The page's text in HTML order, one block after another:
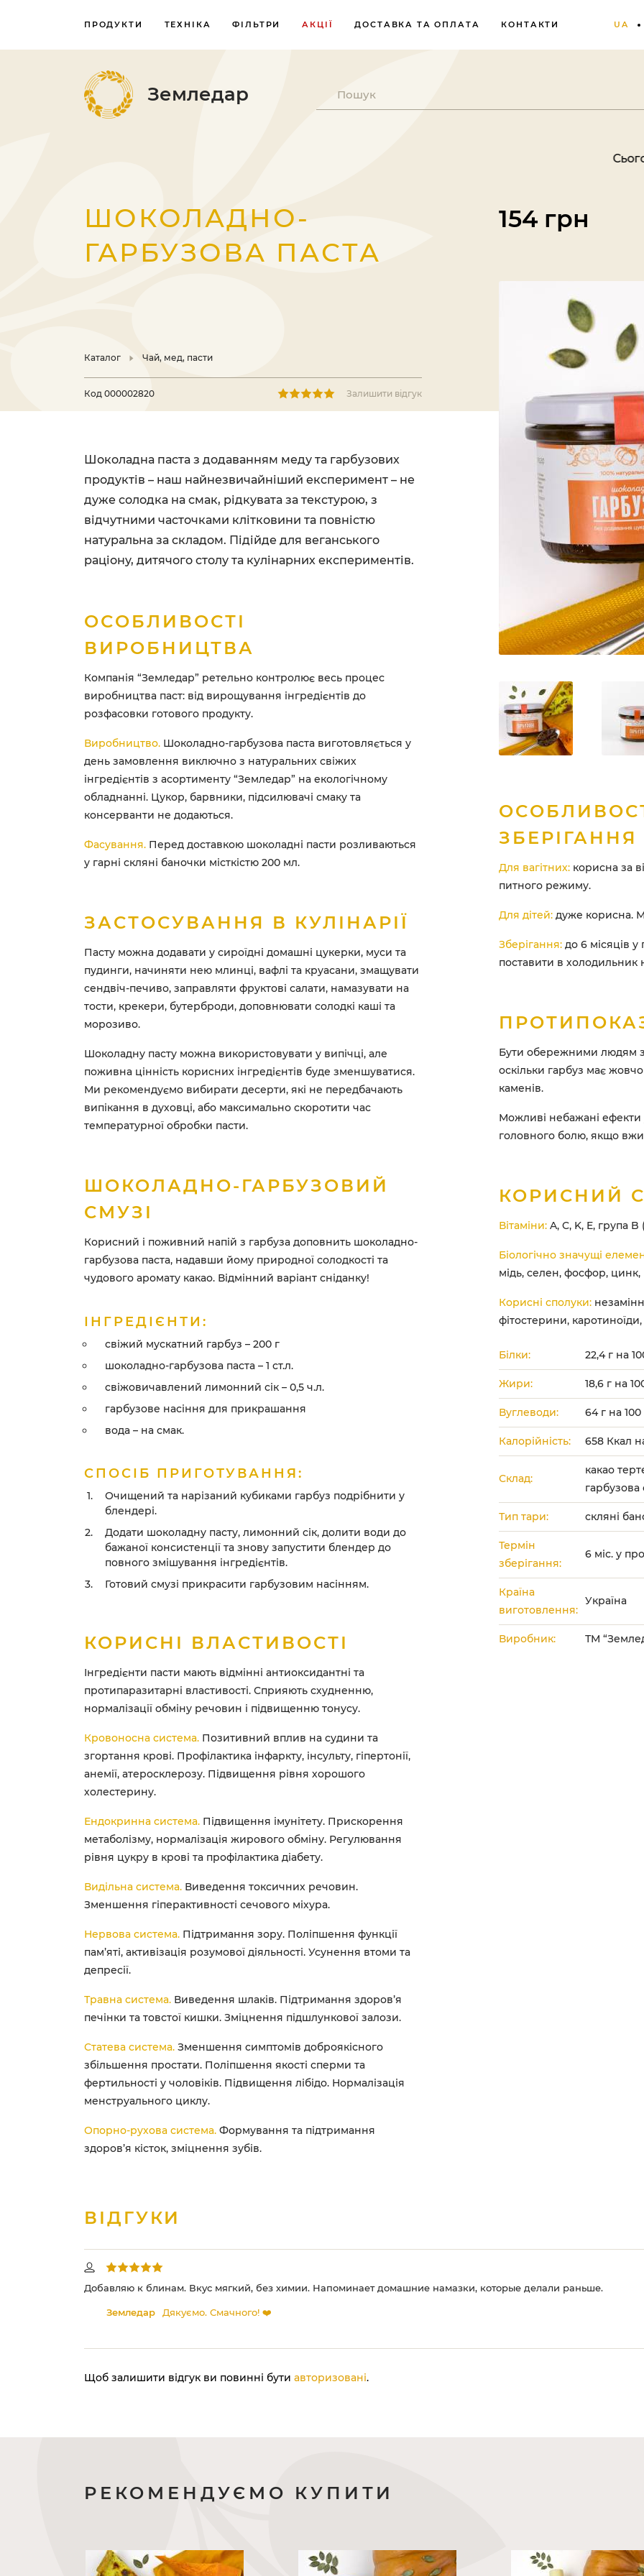
ПРОДУКТИ ТЕХНІКА ФІЛЬТРИ АКЦІЇ ДОСТАВКА ТА ОПЛАТА КОНТАКТИ UA
Земледар
Сьогодні
ШОКОЛАДНО-
ГАРБУЗОВА ПАСТА
Каталог Чай, мед, пасти
Код 000002820 Залишити відгук
Шоколадна паста з додаванням меду та гарбузових
продуктів – наш найнезвичайніший експеримент – не
дуже солодка на смак, рідкувата за текстурою, з
відчутними часточками клітковини та повністю
натуральна за складом. Підійде для веганського
раціону, дитячого столу та кулінарних експериментів.
ОСОБЛИВОСТІ
ВИРОБНИЦТВА
Компанія “Земледар” ретельно контролює весь процес
виробництва паст: від вирощування інгредієнтів до
розфасовки готового продукту.
Виробництво. Шоколадно-гарбузова паста виготовляється у
день замовлення виключно з натуральних свіжих
інгредієнтів з асортименту “Земледар” на екологічному
обладнанні. Цукор, барвники, підсилювачі смаку та
консерванти не додаються.
Фасування. Перед доставкою шоколадні пасти розливаються
у гарні скляні баночки місткістю 200 мл.
ЗАСТОСУВАННЯ В КУЛІНАРІЇ
Пасту можна додавати у сироїдні домашні цукерки, муси та
пудинги, начиняти нею млинці, вафлі та круасани, змащувати
сендвіч-печиво, заправляти фруктові салати, намазувати на
тости, крекери, бутерброди, доповнювати солодкі каші та
морозиво.
Шоколадну пасту можна використовувати у випічці, але
поживна цінність корисних інгредієнтів буде зменшуватися.
Ми рекомендуємо вибирати десерти, які не передбачають
випікання в духовці, або максимально скоротити час
температурної обробки пасти.
ШОКОЛАДНО-ГАРБУЗОВИЙ
СМУЗІ
Корисний і поживний напій з гарбуза доповнить шоколадно-
гарбузова паста, надавши йому природної солодкості та
чудового аромату какао. Відмінний варіант сніданку!
ІНГРЕДІЄНТИ:
свіжий мускатний гарбуз – 200 г
шоколадно-гарбузова паста – 1 ст.л.
свіжовичавлений лимонний сік – 0,5 ч.л.
гарбузове насіння для прикрашання
вода – на смак.
СПОСІБ ПРИГОТУВАННЯ:
Очищений та нарізаний кубиками гарбуз подрібнити у
блендері.
Додати шоколадну пасту, лимонний сік, долити води до
бажаної консистенції та знову запустити блендер до
повного змішування інгредієнтів.
Готовий смузі прикрасити гарбузовим насінням.
КОРИСНІ ВЛАСТИВОСТІ
Інгредієнти пасти мають відмінні антиоксидантні та
протипаразитарні властивості. Сприяють схудненню,
нормалізації обміну речовин і підвищенню тонусу.
Кровоносна система. Позитивний вплив на судини та
згортання крові. Профілактика інфаркту, інсульту, гіпертонії,
анемії, атеросклерозу. Підвищення рівня хорошого
холестерину.
Ендокринна система. Підвищення імунітету. Прискорення
метаболізму, нормалізація жирового обміну. Регулювання
рівня цукру в крові та профілактика діабету.
Видільна система. Виведення токсичних речовин.
Зменшення гіперактивності сечового міхура.
Нервова система. Підтримання зору. Поліпшення функції
пам’яті, активізація розумової діяльності. Усунення втоми та
депресії.
Травна система. Виведення шлаків. Підтримання здоров’я
печінки та товстої кишки. Зміцнення підшлункової залози.
Статева система. Зменшення симптомів доброякісного
збільшення простати. Поліпшення якості сперми та
фертильності у чоловіків. Підвищення лібідо. Нормалізація
менструального циклу.
Опорно-рухова система. Формування та підтримання
здоров’я кісток, зміцнення зубів.
154 грн
ЗБЕРІГАННЯ
Для вагітних: корисна за
питного режиму.
Для дітей: дуже корисна.
Зберігання: до 6 місяців у
поставити в холодильник
Бути обережними людям
оскільки гарбуз має
каменів.
Можливі небажані ефекти
головного болю, якщо
КОРИСНИЙ
Вітаміни: A, C, K, E, група B
Біологічно значущі
мідь, селен, фосфор, цинк,
Корисні сполуки:
фітостерини, каротиноїди,
Білки: 22,4 г на
Жири: 18,6 г на
Вуглеводи: 64 г на
Калорійність: 658 Ккал
Склад:
какао
Тип тари: скляні
Термін
зберігання:
6 міс. у
Країна
виготовлення:
Україна
Виробник: ТМ
ВІДГУКИ
Добавляю к блинам. Вкус мягкий, без химии. Напоминает домашние намазки, которые делали раньше.
Земледар Дякуємо. Смачного! ❤️
Щоб залишити відгук ви повинні бути авторизовані.
РЕКОМЕНДУЄМО КУПИТИ